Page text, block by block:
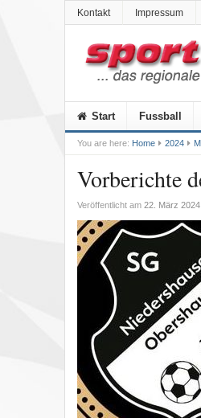
Kontakt Impressum
Start Fussball
You are here: Home 2024
Vorberichte
Veröffentlicht am 22. März 2024